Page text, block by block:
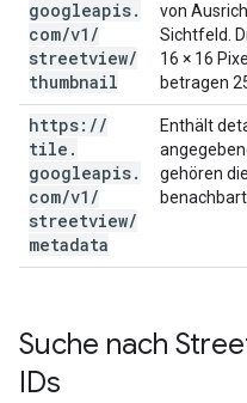
googleapis.
com/v1 /
streetview/
thumbnail
von
Sichtfeld.
16 × 16
betragen
https: //
tile .
googleapis.
com/v1 /
streetview/
metadata
Enthält
gehören
Suche nach
IDs